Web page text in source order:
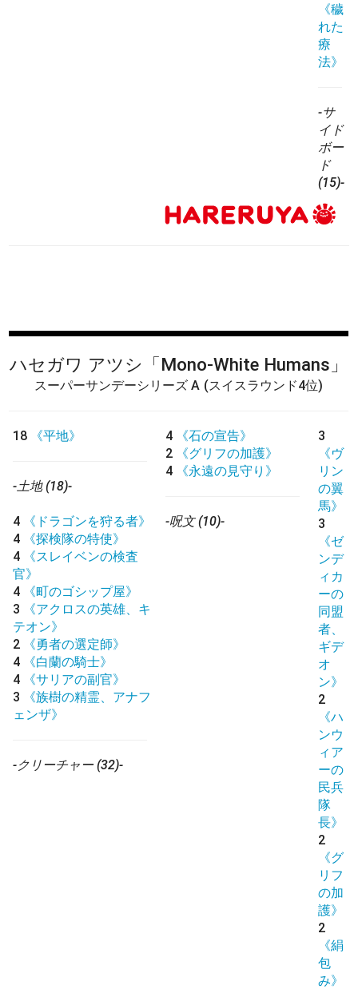
《穢
れた
療
法》
-サ
イド
ボー
ド
(15)-
ハセガワ アツシ 「Mono-White Humans」
スーパーサンデーシリーズ A (スイスラウンド4位)
18 《平地》
-土地 (18)-
4
《ドラゴンを狩る者》
4
《探検隊の特使》
4
《スレイベンの検査
官》
4
《町のゴシップ屋》
3
《アクロスの英雄、キ
テオン》
2
《勇者の選定師》
4
《白蘭の騎士》
4
《サリアの副官》
3
《族樹の精霊、アナフ
ェンザ》
-クリーチャー (32)-
4
《石の宣告》
2
《グリフの加護》
4
《永遠の見守り》
-呪文 (10)-
3
《ヴ
リン
の翼
馬》
3
《ゼ
ンデ
ィカ
ーの
同盟
者、
ギデ
オ
ン》
2
《ハ
ンウ
ィア
ーの
民兵
隊
長》
2
《グ
リフ
の加
護》
2
《絹
包
み》